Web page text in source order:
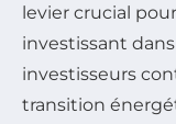
levier crucial
investissant
investisseurs
transition